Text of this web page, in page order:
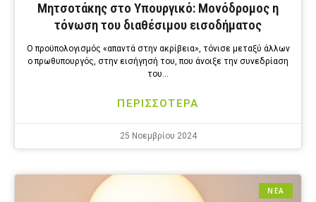
Μητσοτάκης στο Υπουργικό: Μονόδρομος η
τόνωση του διαθέσιμου εισοδήματος
Ο προϋπολογισμός «απαντά στην ακρίβεια», τόνισε μεταξύ άλλων
ο πρωθυπουργός, στην εισήγησή του, που άνοιξε την συνεδρίαση
του…
ΠΕΡΙΣΣΟΤΕΡΑ
25 Νοεμβρίου 2024
ΝΕΑ